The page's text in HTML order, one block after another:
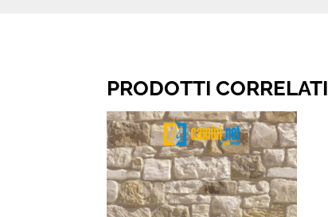
PRODOTTI CORRELATI